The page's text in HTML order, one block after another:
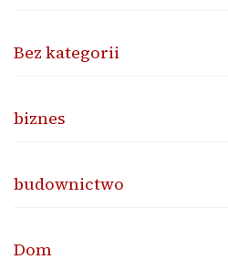
Bez kategorii
biznes
budownictwo
Dom